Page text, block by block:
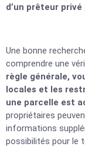
d’un prêteur
Une bonne
comprendre une
règle générale,
locales et les
une parcelle est
propriétaires
informations
possibilités pour le